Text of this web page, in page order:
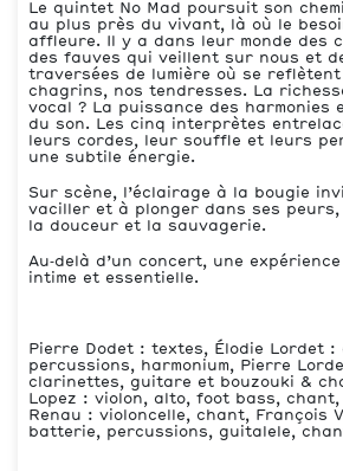
Le quintet No Mad poursuit son
au plus près du vivant, là où le
affleure. Il y a dans leur monde des
des fauves qui veillent sur nous et
traversées de lumière où se reflètent
chagrins, nos tendresses. La
vocal ? La puissance des harmonies
du son. Les cinq interprètes
leurs cordes, leur souffle et leurs
une subtile énergie.
Sur scène, l’éclairage à la bougie
vaciller et à plonger dans ses peurs,
la douceur et la sauvagerie.
Au‑delà d’un concert, une
intime et essentielle.
Pierre Dodet : textes, Élodie Lordet :
percussions, harmonium, Pierre
clarinettes, guitare et bouzouki &
Lopez : violon, alto, foot bass, chant,
Renau : violoncelle, chant, François
batterie, percussions, guitalele,